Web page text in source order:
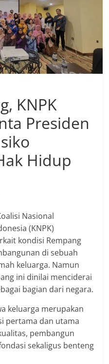
KNPK
Presiden
Hidup
Nasional
(KNPK)
kondisi Rempang
di sebuah
keluarga. Namun
ini dinilai menciderai
bagian dari negara.
keluarga merupakan
pertama dan utama
pembangun
sekaligus benteng